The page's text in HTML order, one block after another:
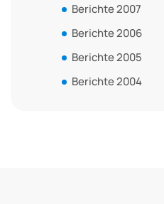
Berichte 2007
Berichte 2006
Berichte 2005
Berichte 2004